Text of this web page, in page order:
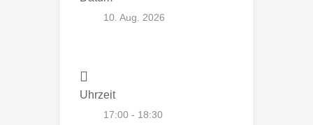
10. Aug. 2026
Uhrzeit
17:00 - 18:30